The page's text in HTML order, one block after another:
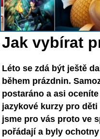
Jak vybírat
Léto se zdá být ještě
během prázdnin.
postaráno a asi
jazykové kurzy pro
jsme pro vás proto ve
pořádají a byly